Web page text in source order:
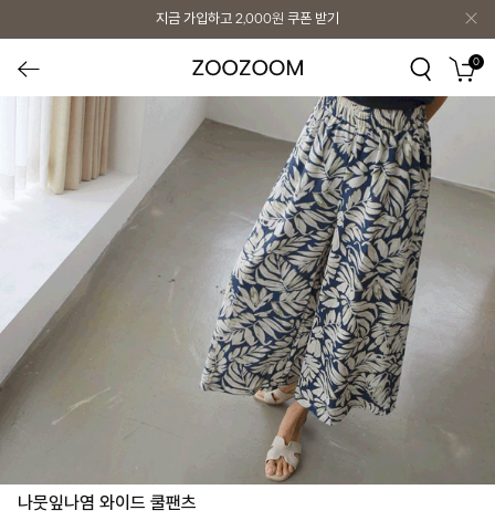
지금 가입하고 2,000원 쿠폰 받기
0
나뭇잎나염 와이드 쿨팬츠